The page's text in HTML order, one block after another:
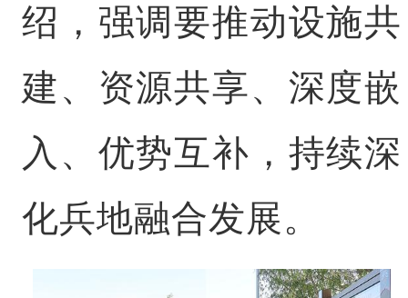
绍，强调要推动设施共
建、资源共享、深度嵌
入、优势互补，持续深
化兵地融合发展。